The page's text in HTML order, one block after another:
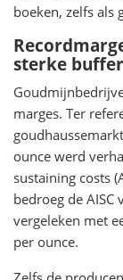
boeken, zelfs als
sterke buffer
marges. Ter
ounce werd
sustaining costs
bedroeg de
vergeleken met
per ounce.